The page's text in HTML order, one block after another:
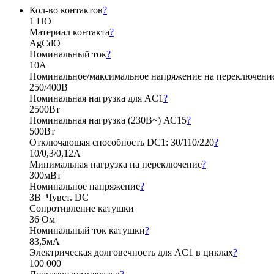
Кол-во контактов?
1 НО
Материал контакта?
AgCdO
Номинальный ток?
10А
Номинальное/максимальное напряжение на
250/400В
Номинальная нагрузка для AC1?
2500Вт
Номинальная нагрузка (230В~) АС15?
500Вт
Отключающая способность DC1: 30/110/220?
10/0,3/0,12А
Минимальная нагрузка на переключение?
300мВт
Номинальное напряжение?
3В Чувст. DC
Сопротивление катушки
36 Ом
Номинальный ток катушки?
83,5мА
Электрическая долговечность для AC1 в циклах?
100 000